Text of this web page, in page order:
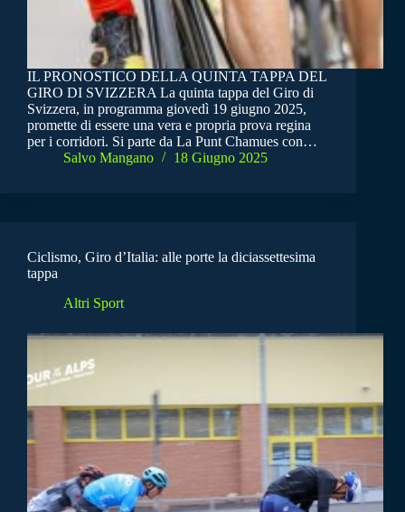
IL PRONOSTICO DELLA QUINTA TAPPA DEL
GIRO DI SVIZZERA La quinta tappa del Giro di
Svizzera, in programma giovedì 19 giugno 2025,
promette di essere una vera e propria prova regina
per i corridori. Si parte da La Punt Chamues con…
Salvo Mangano
18 Giugno 2025
Ciclismo, Giro d’Italia: alle porte la diciassettesima
tappa
Altri Sport